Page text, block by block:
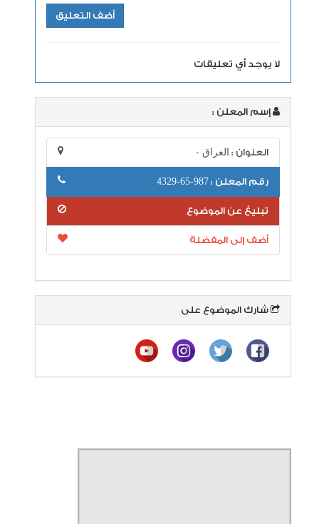
لا يوجد أي تعليقات
إسم المعلن :
العنوان :العراق -
رقم المعلن :987-65-4329
تبليغ عن الموضوع
أضف إلى المفضلة
شارك الموضوع على